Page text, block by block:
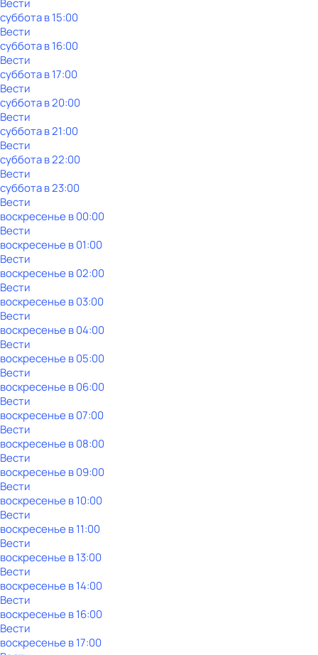
Вести
субботав15:00
Вести
субботав16:00
Вести
субботав17:00
Вести
субботав20:00
Вести
субботав21:00
Вести
субботав22:00
Вести
субботав23:00
Вести
воскресенье в00:00
Вести
воскресенье в01:00
Вести
воскресенье в02:00
Вести
воскресенье в03:00
Вести
воскресенье в04:00
Вести
воскресенье в05:00
Вести
воскресенье в06:00
Вести
воскресенье в07:00
Вести
воскресенье в08:00
Вести
воскресенье в09:00
Вести
воскресенье в10:00
Вести
воскресенье в11:00
Вести
воскресенье в13:00
Вести
воскресенье в14:00
Вести
воскресенье в16:00
Вести
воскресенье в17:00